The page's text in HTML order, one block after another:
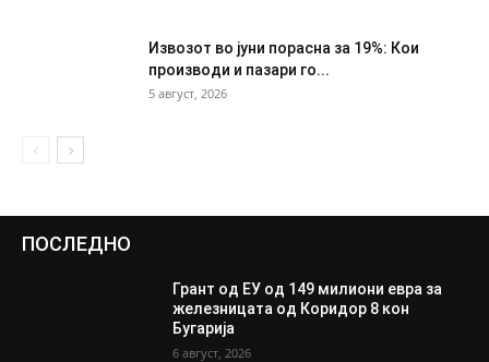
Извозот во јуни порасна за 19%: Кои
производи и пазари го...
5 август, 2026
ПОСЛЕДНО
Грант од ЕУ од 149 милиони евра за
железницата од Коридор 8 кон
Бугарија
6 август, 2026